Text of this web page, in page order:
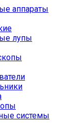
аппараты
лупы
системы